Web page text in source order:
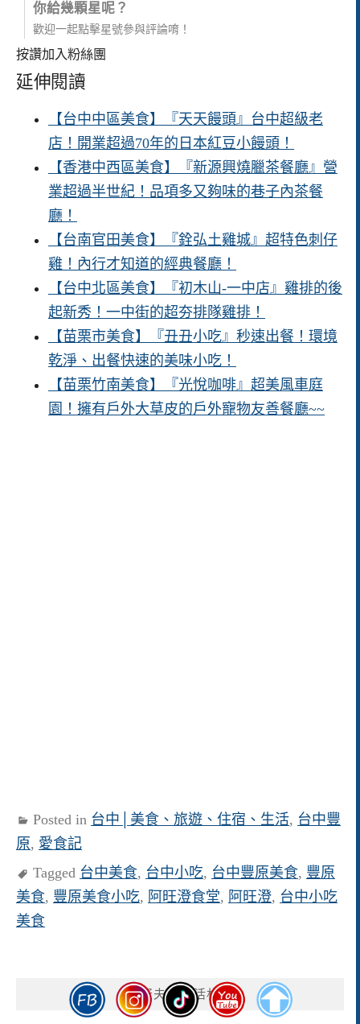
你給幾顆星呢？
歡迎一起點擊星號參與評論唷！
按讚加入粉絲團
延伸閱讀
【台中中區美食】『天天饅頭』台中超級老
店！開業超過70年的日本紅豆小饅頭！
【香港中西區美食】『新源興燒臘茶餐廳』營
業超過半世紀！品項多又夠味的巷子內茶餐
廳！
【台南官田美食】『銓弘土雞城』超特色刺仔
雞！內行才知道的經典餐廳！
【台中北區美食】『初木山-一中店』雞排的後
起新秀！一中街的超夯排隊雞排！
【苗栗市美食】『丑丑小吃』秒速出餐！環境
乾淨、出餐快速的美味小吃！
【苗栗竹南美食】『光悅咖啡』超美風車庭
園！擁有戶外大草皮的戶外寵物友善餐廳~~
Posted in 台中│美食、旅遊、住宿、生活, 台中豐
原, 愛食記
Tagged 台中美食, 台中小吃, 台中豐原美食, 豐原
美食, 豐原美食小吃, 阿旺澄食堂, 阿旺澄, 台中小吃
美食
傻蛋夫妻生活札記